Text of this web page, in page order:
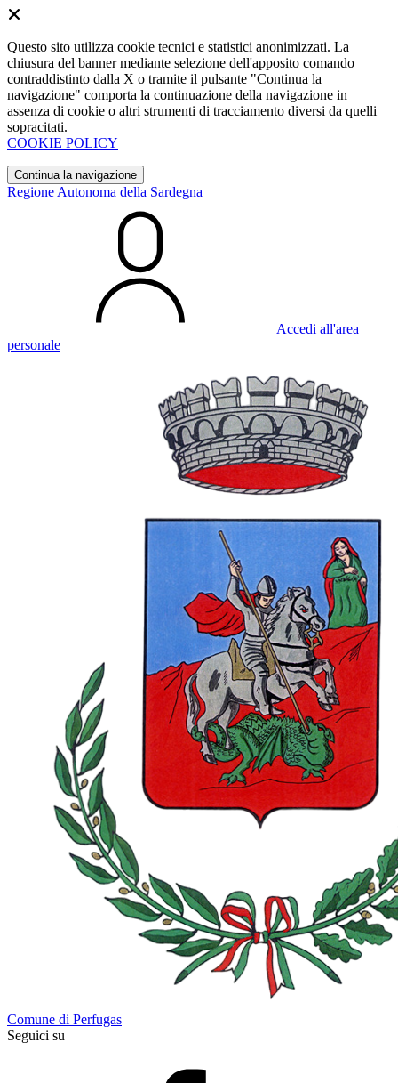
Questo sito utilizza cookie tecnici e statistici anonimizzati. La
chiusura del banner mediante selezione dell'apposito comando
contraddistinto dalla X o tramite il pulsante "Continua la
navigazione" comporta la continuazione della navigazione in
assenza di cookie o altri strumenti di tracciamento diversi da quelli
sopracitati.
COOKIE POLICY
Continua la navigazione
Regione Autonoma della Sardegna
Accedi all'area
personale
Comune di Perfugas
Seguici su